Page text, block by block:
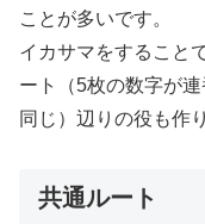
ことが多いです。
イカサマをすること
ート（5枚の数字が
同じ）辺りの役も作
共通ルート